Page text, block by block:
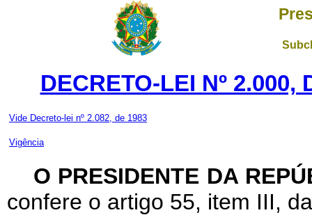
DECRETO-LEI Nº 2.000,
Vide Decreto-lei nº 2.082, de 1983
Vigência
O PRESIDENTE DA
confere o artigo 55, item III,